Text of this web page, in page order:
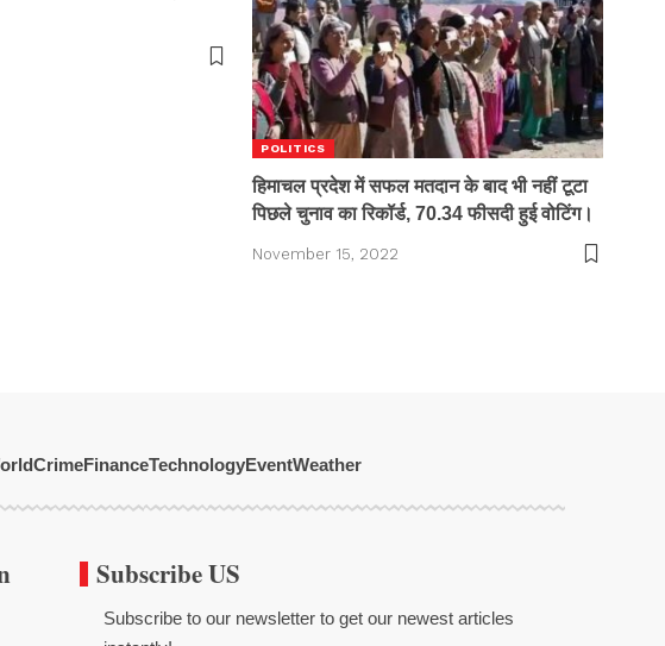
POLITICS
हिमाचल प्रदेश में सफल मतदान के बाद भी नहीं टूटा
पिछले चुनाव का रिकॉर्ड, 70.34 फीसदी हुई वोटिंग।
November 15, 2022
CrimeFinanceTechnologyEventWeather
Subscribe US
Subscribe to our newsletter to get our newest articles